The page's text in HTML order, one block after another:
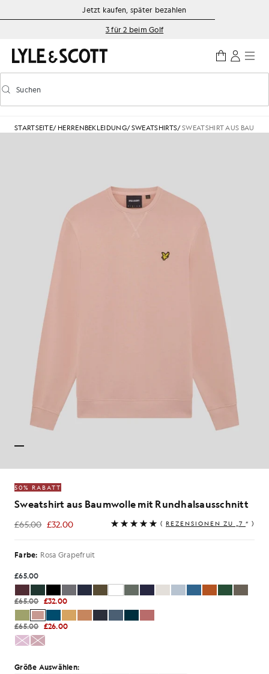
Zum Hauptinhalt springen
Informationen zur Barrierefreiheit
Jetzt kaufen, später bezahlen
3 für 2 beim Golf
Vorausschauende Suche ein-/ausschalten
Suchen
STARTSEITE/ HERRENBEKLEIDUNG/SWEATSHIRTS/SWEATSHIRT AUS
50% RABATT
Sweatshirt aus Baumwolle mit Rundhalsausschnitt
£65.00 £32.00
£32.00 ( REZENSIONEN ZU „7 “ )
Farbe: Rosa Grapefruit
£65.00
£65.00 £32.00
£65.00 £26.00
Größe Auswählen: